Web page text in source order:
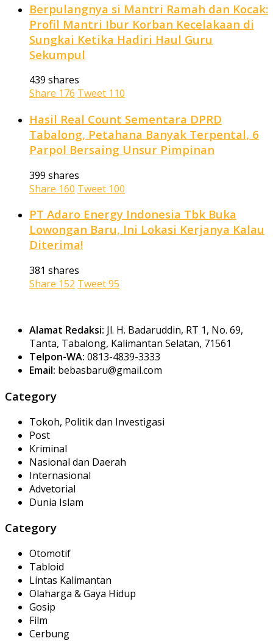
Berpulangnya si Mantri Ramah dan Kocak:
Profil Mantri Ibur Korban Kecelakaan di
Sungkai Ketika Hadiri Haul Guru
Sekumpul
439 shares
Share 176 Tweet 110
Hasil Real Count Sementara DPRD
Tabalong, Petahana Banyak Terpental, 6
Parpol Bersaing Unsur Pimpinan
399 shares
Share 160 Tweet 100
PT Adaro Energy Indonesia Tbk Buka
Lowongan Baru, Ini Lokasi Kerjanya Kalau
Diterima!
381 shares
Share 152 Tweet95
Alamat Redaksi: Jl. H. Badaruddin, RT 1, No. 69,
Tanta, Tabalong, Kalimantan Selatan, 71561
Telpon-WA: 0813-4839-3333
Email: bebasbaru@gmail.com
Category
Tokoh, Politik dan Investigasi
Post
Kriminal
Nasional dan Daerah
Internasional
Advetorial
Dunia Islam
Category
Otomotif
Tabloid
Lintas Kalimantan
Olaharga & Gaya Hidup
Gosip
Film
Cerbung